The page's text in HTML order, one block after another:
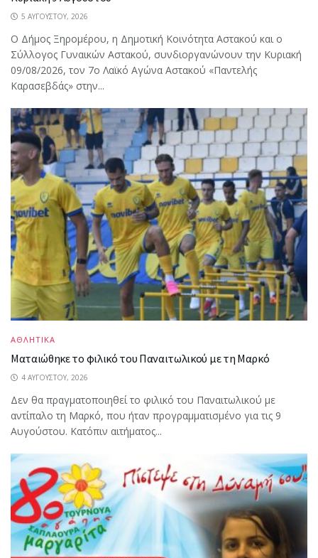
5 ΑΥΓΟΎΣΤΟΥ, 2026
Ο Δήμος Ξηρομέρου, η Δημοτική Κοινότητα Αστακού και ο
Σύλλογος Γυναικών Αστακού, συνδιοργανώνουν την Κυριακή
09/08/2026, τον 7ο Λαϊκό Αγώνα Αστακού «Παντελής
Καρασεβδάς» στην...
ΑΘΛΗΤΙΚΑ
Ματαιώθηκε το φιλικό του Παναιτωλικού με τη Μαρκό
4 ΑΥΓΟΎΣΤΟΥ, 2026
Δεν θα πραγματοποιηθεί το φιλικό του Παναιτωλικού με
αντίπαλο τη Μαρκό, που ήταν προγραμματισμένο για τις 9
Αυγούστου. Κατόπιν αιτήματος...